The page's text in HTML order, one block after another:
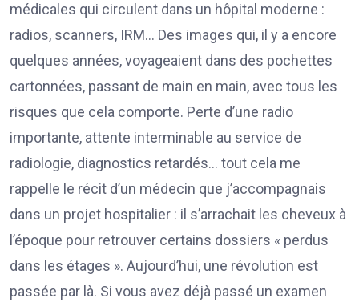
médicales qui circulent dans un hôpital moderne :
radios, scanners, IRM… Des images qui, il y a encore
quelques années, voyageaient dans des pochettes
cartonnées, passant de main en main, avec tous les
risques que cela comporte. Perte d’une radio
importante, attente interminable au service de
radiologie, diagnostics retardés… tout cela me
rappelle le récit d’un médecin que j’accompagnais
dans un projet hospitalier : il s’arrachait les cheveux à
l’époque pour retrouver certains dossiers « perdus
dans les étages ». Aujourd’hui, une révolution est
passée par là. Si vous avez déjà passé un examen